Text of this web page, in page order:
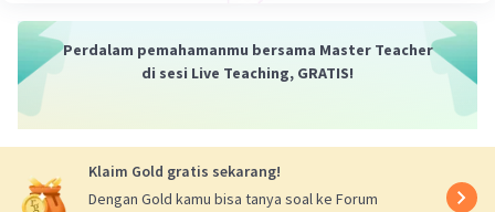
Perdalam pemahamanmu bersama Master Teacher
di sesi Live Teaching, GRATIS!
Klaim Gold gratis sekarang!
Dengan Gold kamu bisa tanya soal ke Forum